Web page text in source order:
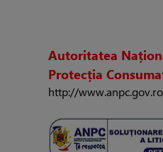
Autoritatea
Protecția
http://www.anpc.gov.ro